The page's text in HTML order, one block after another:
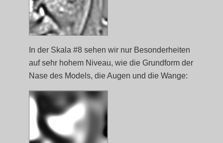
In der Skala #8 sehen wir nur Besonderheiten
auf sehr hohem Niveau, wie die Grundform der
Nase des Models, die Augen und die Wange: